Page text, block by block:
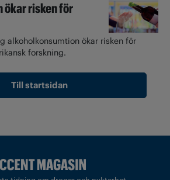
ökar risken för
alkoholkonsumtion ökar risken för
forskning.
Till startsidan